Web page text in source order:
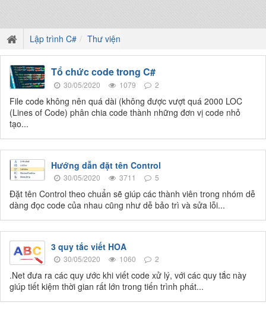
Lập trình C# Thư viện
Tổ chức code trong C#
30/05/2020 1079 2
File code không nên quá dài (không được vượt quá 2000 LOC
(Lines of Code) phân chia code thành những đơn vị code nhỏ
tạo...
Hướng dẫn đặt tên Control
30/05/2020 3711 5
Đặt tên Control theo chuẩn sẽ giúp các thành viên trong nhóm dễ
dàng đọc code của nhau cũng như dễ bảo trì và sửa lỗi...
3 quy tắc viết HOA
30/05/2020 1060 2
.Net đưa ra các quy ước khi viết code xử lý, với các quy tắc này
giúp tiết kiệm thời gian rất lớn trong tiến trình phát...